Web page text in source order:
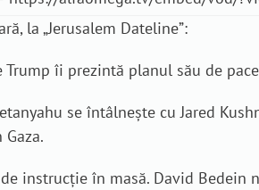
la „Jerusalem Dateline”:
Trump îi prezintă planul său de
se întâlnește cu Jared
instrucție în masă. David